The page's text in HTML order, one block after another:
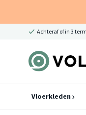
Achteraf of in 3
Vloerkleden